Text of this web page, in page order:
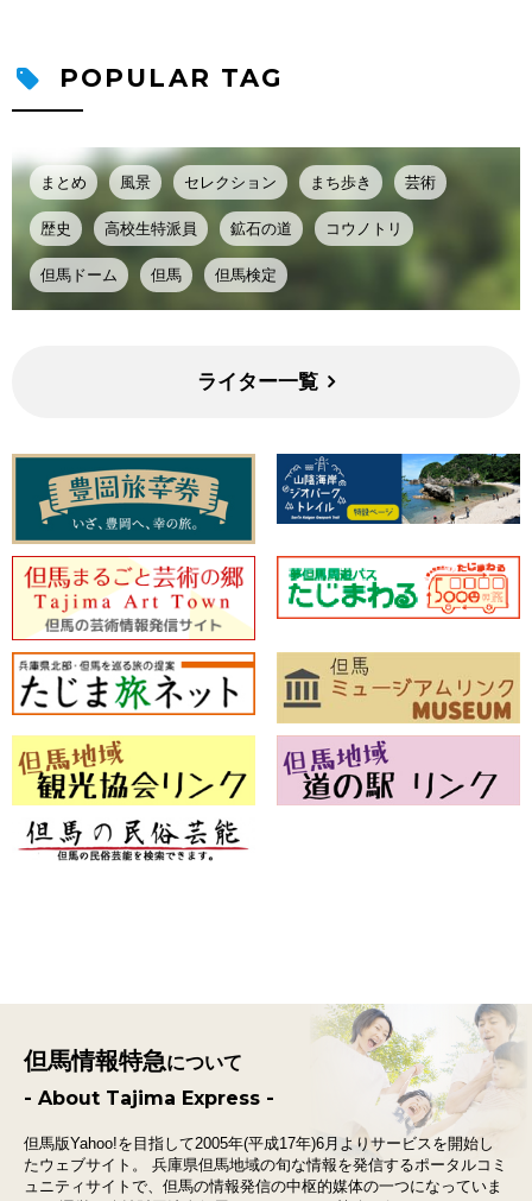
POPULAR TAG
まとめ 風景 セレクション まち歩き 芸術
歴史 高校生特派員 鉱石の道 コウノトリ
但馬ドーム 但馬 但馬検定
ライター一覧
但馬情報特急について
- About Tajima Express -
但馬版Yahoo!を目指して2005年(平成17年)6月よりサービスを開始し
たウェブサイト。
兵庫県但馬地域の旬な情報を発信するポータルコミ
ュニティサイトで、 但馬の情報発信の中枢的媒体の一つになっていま